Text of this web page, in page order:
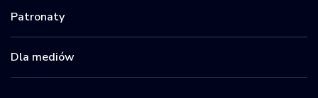
Patronaty
Dla mediów